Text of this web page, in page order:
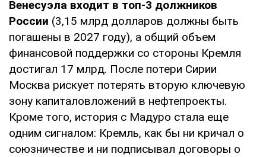
Венесуэла входит в топ-3 должников
России (3,15 млрд долларов должны быть
погашены в 2027 году), а общий объем
финансовой поддержки со стороны Кремля
достигал 17 млрд. После потери Сирии
Москва рискует потерять вторую ключевую
зону капиталовложений в нефтепроекты.
Кроме того, история с Мадуро стала еще
одним сигналом: Кремль, как бы ни кричал о
союзничестве и ни подписывал договоры о